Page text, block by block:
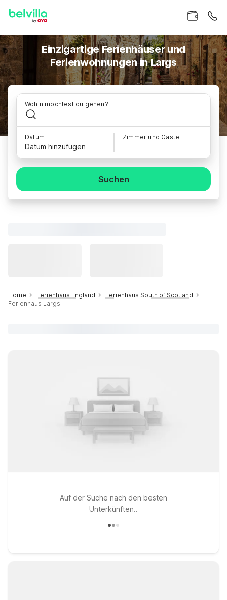
Einzigartige Ferienhäuser und
Ferienwohnungen in Largs
Wohin möchtest du gehen?
Datum
Datum hinzufügen
Zimmer und Gäste
Suchen
Home Ferienhaus England
Ferienhaus South of Scotland
Ferienhaus Largs
Auf der Suche nach den besten
Unterkünften..